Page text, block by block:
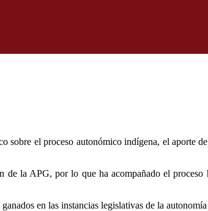
el proceso autonómico indígena, el aporte
la APG, por lo que ha acompañado el
en las instancias legislativas de la